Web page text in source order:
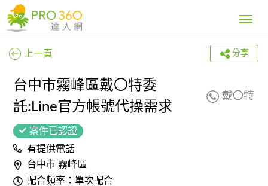
Toggle
上一頁 分享
台中市霧峰區戴〇特委
託:Line官方帳號代操需求
戴〇特
案件已認證
有提供電話
台中市 霧峰區
配合頻率：單次配合